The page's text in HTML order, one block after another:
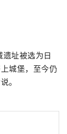
址被选为日
城堡，至今仍
。